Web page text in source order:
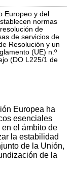
Europeo y del
normas
de
de servicios de
Resolución y un
(UE) n.º
(DO L225/1 de
Europea ha
esenciales
el ámbito de
la estabilidad
de la Unión,
de la